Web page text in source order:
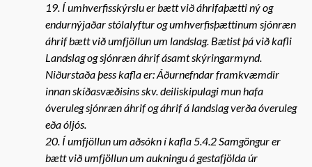
19. Í umhverfisskýrslu er bætt við áhrifaþætti ný og
endurnýjaðar stólalyftur og umhverfisþættinum sjónræn
áhrif bætt við umfjöllun um landslag. Bætist þá við kafli
Landslag og sjónræn áhrif ásamt skýringarmynd.
Niðurstaða þess kafla er: Áðurnefndar framkvæmdir
innan skíðasvæðisins skv. deiliskipulagi mun hafa
óveruleg sjónræn áhrif og áhrif á landslag verða óveruleg
eða óljós.
20. Í umfjöllun um aðsókn í kafla 5.4.2 Samgöngur er
bætt við umfjöllun um aukningu á gestafjölda úr